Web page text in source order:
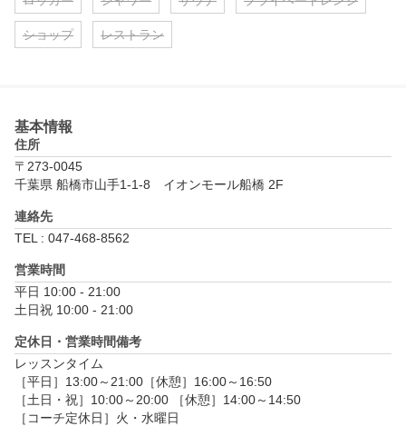
ショップ レストラン
基本情報
住所
〒273-0045
千葉県 船橋市山手1-1-8　イオンモール船橋 2F
連絡先
TEL : 047-468-8562
営業時間
平日 10:00 - 21:00
土日祝 10:00 - 21:00
定休日・営業時間備考
レッスンタイム
［平日］13:00～21:00［休憩］16:00～16:50
［土日・祝］10:00～20:00 ［休憩］14:00～14:50
［コーチ定休日］火・水曜日